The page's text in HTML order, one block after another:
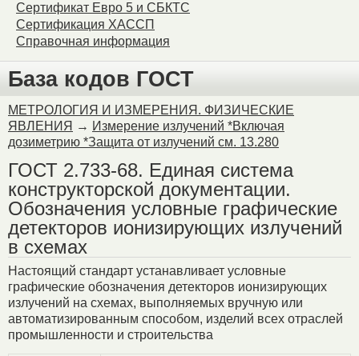
Сертификат Евро 5 и СБКТС
Сертификация ХАССП
Справочная информация
База кодов ГОСТ
МЕТРОЛОГИЯ И ИЗМЕРЕНИЯ. ФИЗИЧЕСКИЕ
ЯВЛЕНИЯ → Измерение излучений *Включая
дозиметрию *Защита от излучений см. 13.280
ГОСТ 2.733-68. Единая система
конструкторской документации.
Обозначения условные графические
детекторов ионизирующих излучений
в схемах
Настоящий стандарт устанавливает условные
графические обозначения детекторов ионизирующих
излучений на схемах, выполняемых вручную или
автоматизированным способом, изделий всех отраслей
промышленности и строительства